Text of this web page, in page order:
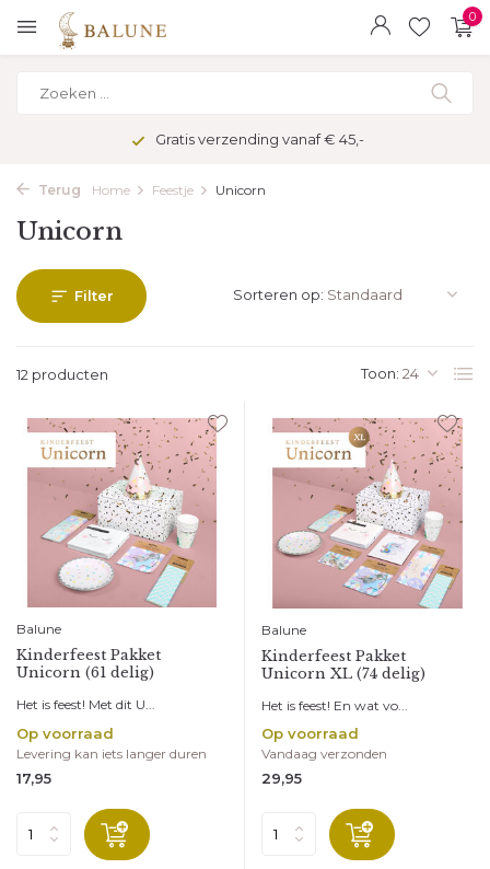
0
Gratis verzending vanaf € 45,-
Terug Home Feestje Unicorn
Unicorn
Filter
12 producten Toon:
Sorteren op:
Balune
Kinderfeest Pakket
Unicorn (61 delig)
Het is feest! Met dit U...
Op voorraad
Levering kan iets langer duren
17,95
Balune
Kinderfeest Pakket
Unicorn XL (74 delig)
Het is feest! En wat vo...
Op voorraad
Vandaag verzonden
29,95